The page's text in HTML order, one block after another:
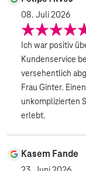
08. Juli 2026
Ich war positiv
Kundenservice
versehentlich
Frau Ginter.
unkomplizierten
erlebt.
Kasem Fande